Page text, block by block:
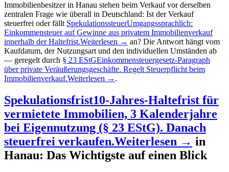
Immobilienbesitzer in Hanau stehen beim Verkauf vor derselben
zentralen Frage wie überall in Deutschland: Ist der Verkauf
steuerfrei oder fällt SpekulationssteuerUmgangssprachlich:
Einkommensteuer auf Gewinne aus privatem Immobilienverkauf
innerhalb der Haltefrist.Weiterlesen → an? Die Antwort hängt vom
Kaufdatum, der Nutzungsart und den individuellen Umständen ab
— geregelt durch § 23 EStGEinkommensteuergesetz-Paragraph
über private Veräußerungsgeschäfte. Regelt Steuerpflicht beim
Immobilienverkauf.Weiterlesen → .
Spekulationsfrist10-Jahres-Haltefrist für
vermietete Immobilien, 3 Kalenderjahre
bei Eigennutzung (§ 23 EStG). Danach
steuerfrei verkaufen.Weiterlesen → in
Hanau: Das Wichtigste auf einen Blick